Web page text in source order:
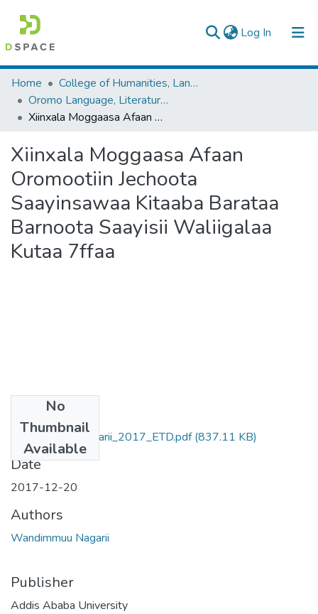
Log In (current)
Colleges, Institutes & Collections
Browse AAU-ETD
Home
College of Humanities, Language Studies, Journalism & Communication
Oromo Language, Literature and Folklore
Xiinxala Moggaasa Afaan Oromootiin Jechoota Saayinsawaa Kitaaba Barataa Barnoota Saayisii Waliigalaa Kutaa 7ffaa
Xiinxala Moggaasa Afaan
Oromootiin Jechoota
Saayinsawaa Kitaaba Barataa
Barnoota Saayisii Waliigalaa
Kutaa 7ffaa
No
Thumbnail
Available
Wandimmuu_Nagarii_2017_ETD.pdf(837.11 KB)
Date
2017-12-20
Authors
Wandimmuu Nagarii
Publisher
Addis Ababa University